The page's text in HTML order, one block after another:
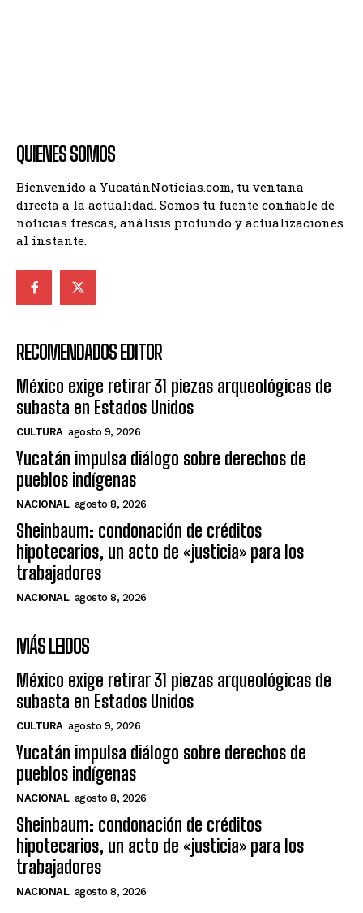
QUIENES SOMOS
Bienvenido a YucatánNoticias.com, tu ventana
directa a la actualidad. Somos tu fuente confiable de
noticias frescas, análisis profundo y actualizaciones
al instante.
RECOMENDADOS EDITOR
México exige retirar 31 piezas arqueológicas de
subasta en Estados Unidos
CULTURA agosto 9, 2026
Yucatán impulsa diálogo sobre derechos de
pueblos indígenas
NACIONAL agosto 8, 2026
Sheinbaum: condonación de créditos
hipotecarios, un acto de «justicia» para los
trabajadores
NACIONAL agosto 8, 2026
MÁS LEIDOS
México exige retirar 31 piezas arqueológicas de
subasta en Estados Unidos
CULTURA agosto 9, 2026
Yucatán impulsa diálogo sobre derechos de
pueblos indígenas
NACIONAL agosto 8, 2026
Sheinbaum: condonación de créditos
hipotecarios, un acto de «justicia» para los
trabajadores
NACIONAL agosto 8, 2026